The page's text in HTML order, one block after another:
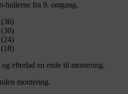
hullerne fra 9. omgang.
efterlad en ende til montering.
montering.